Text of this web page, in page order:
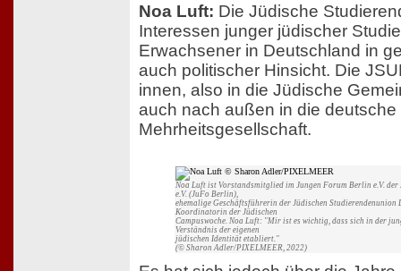
Noa Luft: Die Jüdische
Interessen junger jüdischer
Erwachsener in Deutschland in
auch politischer Hinsicht. Die
innen, also in die Jüdische
auch nach außen in die deutsche
Mehrheitsgesellschaft.
Noa Luft ist Vorstandsmitglied im Jungen Forum Berlin e.V.
e.V. (JuFo Berlin),
ehemalige Geschäftsführerin der Jüdischen Studierendenunion
Koordinatorin der Jüdischen
Campuswoche. Noa Luft: "Mir ist es wichtig, dass sich in der
Verständnis der eigenen
jüdischen Identität etabliert."
(© Sharon Adler/PIXELMEER, 2022)